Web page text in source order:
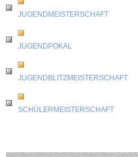
JUGENDMEISTERSCHAFT
JUGENDPOKAL
JUGENDBLITZMEISTERSCHAFT
SCHÜLERMEISTERSCHAFT